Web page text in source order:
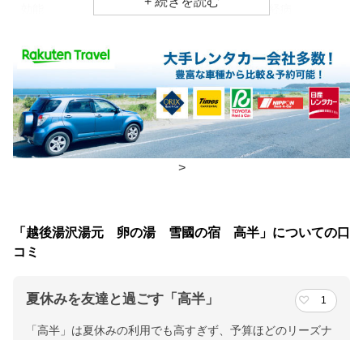
胃腸病、関節痛、リウマチ・神経病
食事場所
朝食 広間、食事処
夕食 広間、食事処
チェックイン・チェックアウト時間
チェックアウ
ト
10:00
交通アクセス
>
「越後湯沢湯元 卵の湯 雪國の宿 高半」についての口
コミ
夏休みを友達と過ごす「高半」 1
「高半」は夏休みの利用でも高すぎず、予算ほどのリーズナ